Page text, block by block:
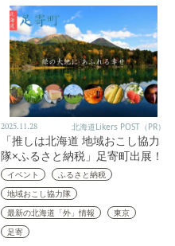
2025.11.28 北海道Likers POST（PR）
「推しは北海道 地域おこし協力
隊×ふるさと納税」足寄町出展！
イベント
ふるさと納税
地域おこし協力隊
最新の北海道「外」情報
東京
足寄